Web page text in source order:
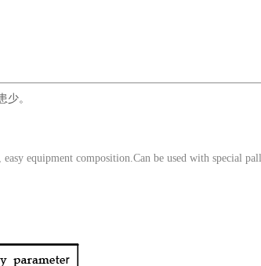
少。
equipment composition.Can be used with special